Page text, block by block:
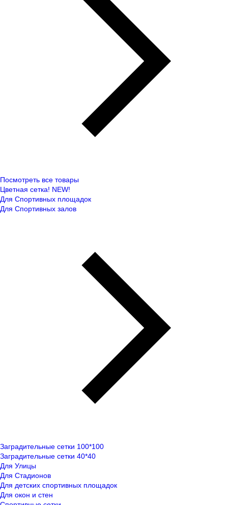
Посмотреть все товары
Цветная сетка! NEW!
Для Спортивных площадок
Для Спортивных залов
Заградительные сетки 100*100
Заградительные сетки 40*40
Для Улицы
Для Стадионов
Для детских спортивных площадок
Для окон и стен